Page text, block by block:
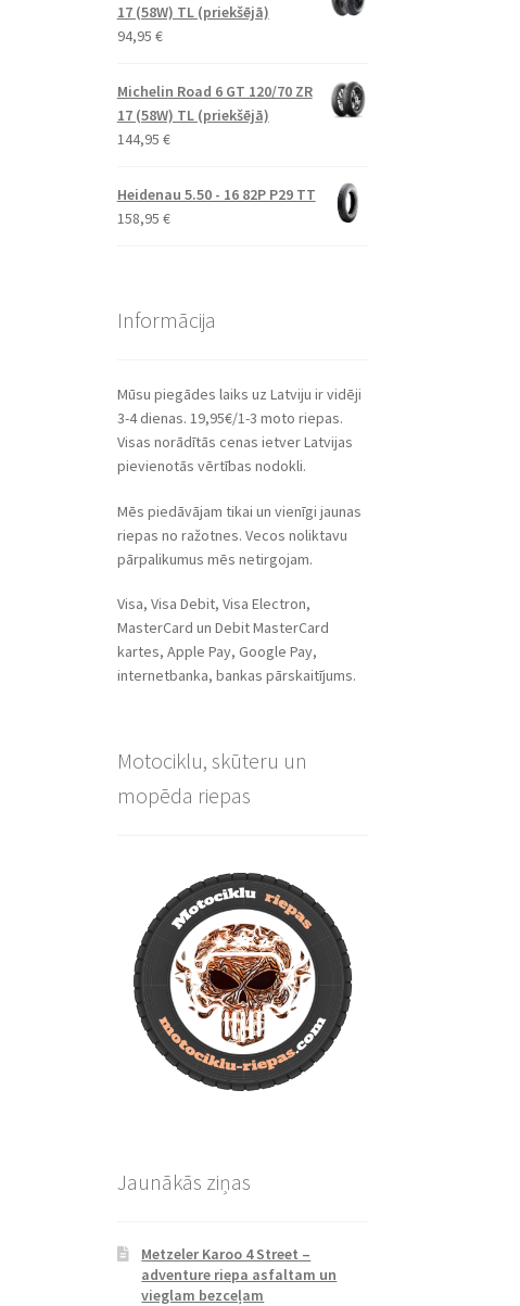
17 (58W) TL (priekšējā)
94,95 €
Michelin Road 6 GT 120/70 ZR
17 (58W) TL (priekšējā)
144,95 €
Heidenau 5.50 - 16 82P P29 TT
158,95 €
Informācija
Mūsu piegādes laiks uz Latviju ir vidēji
3-4 dienas. 19,95€/1-3 moto riepas.
Visas norādītās cenas ietver Latvijas
pievienotās vērtības nodokli.
Mēs piedāvājam tikai un vienīgi jaunas
riepas no ražotnes. Vecos noliktavu
pārpalikumus mēs netirgojam.
Visa, Visa Debit, Visa Electron,
MasterCard un Debit MasterCard
kartes, Apple Pay, Google Pay,
internetbanka, bankas pārskaitījums.
Motociklu, skūteru un
mopēda riepas
Jaunākās ziņas
Metzeler Karoo 4 Street –
adventure riepa asfaltam un
vieglam bezceļam